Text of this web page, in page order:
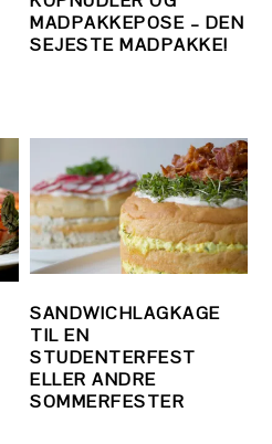
MADPAKKEPOSE – DEN
SEJESTE MADPAKKE!
SANDWICHLAGKAGE
TIL EN
STUDENTERFEST
ELLER ANDRE
SOMMERFESTER